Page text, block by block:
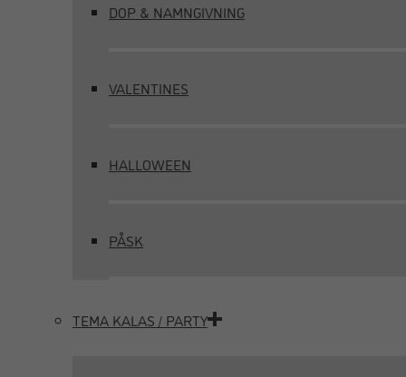
DOP & NAMNGIVNING
VALENTINES
HALLOWEEN
PÅSK
TEMA KALAS / PARTY